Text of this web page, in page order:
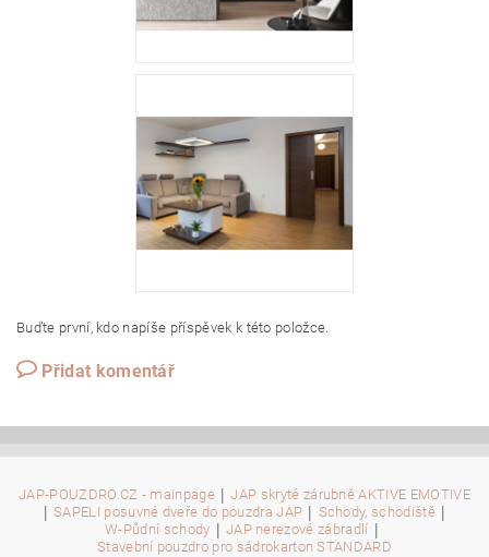
Buďte první, kdo napíše příspěvek k této položce.
Přidat komentář
JAP-POUZDRO.CZ - mainpage | JAP skryté zárubně AKTIVE EMOTIVE
| SAPELI posuvné dveře do pouzdra JAP | Schody, schodiště |
W-Půdní schody | JAP nerezové zábradlí |
Stavební pouzdro pro sádrokarton STANDARD